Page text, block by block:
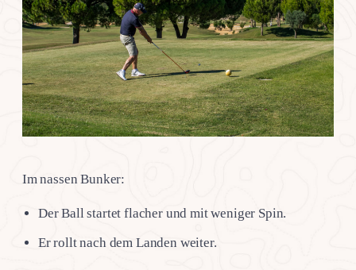
Im nassen Bunker:
Der Ball startet flacher und mit weniger Spin.
Er rollt nach dem Landen weiter.